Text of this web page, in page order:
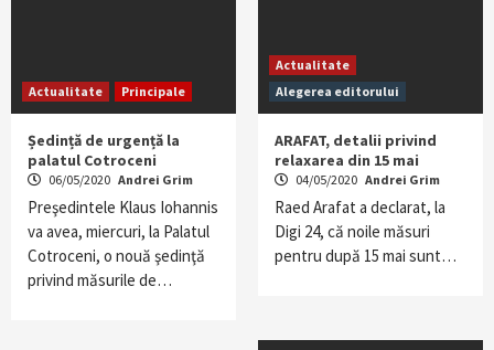
Actualitate Principale
Ședință de urgență la
palatul Cotroceni
06/05/2020 Andrei Grim
Preşedintele Klaus Iohannis
va avea, miercuri, la Palatul
Cotroceni, o nouă şedinţă
privind măsurile de…
Actualitate
Alegerea editorului
ARAFAT, detalii privind
relaxarea din 15 mai
04/05/2020 Andrei Grim
Raed Arafat a declarat, la
Digi 24, că noile măsuri
pentru după 15 mai sunt…